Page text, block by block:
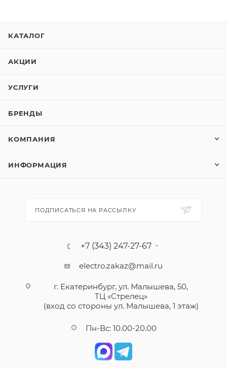
КАТАЛОГ
АКЦИИ
УСЛУГИ
БРЕНДЫ
КОМПАНИЯ
ИНФОРМАЦИЯ
ПОДПИСАТЬСЯ НА РАССЫЛКУ
+7 (343) 247-27-67
electro.zakaz@mail.ru
г. Екатеринбург, ул. Малышева, 50,
ТЦ «Стрелец»
(вход со стороны ул. Малышева, 1 этаж)
Пн-Вс: 10.00-20.00